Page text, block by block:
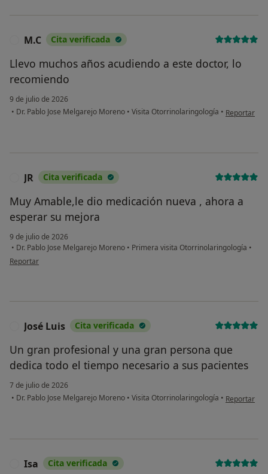
M.C Cita verificada
Llevo muchos años acudiendo a este doctor, lo
recomiendo
9 de julio de 2026
• Dr. Pablo Jose Melgarejo Moreno • Visita Otorrinolaringología • en opinión
Reportar
JR Cita verificada
Muy Amable,le dio medicación nueva , ahora a
esperar su mejora
9 de julio de 2026
• Dr. Pablo Jose Melgarejo Moreno • Primera visita Otorrinolaringología •
en opinión del usuario JR
Reportar
José Luis Cita verificada
Un gran profesional y una gran persona que
dedica todo el tiempo necesario a sus pacientes
7 de julio de 2026
• Dr. Pablo Jose Melgarejo Moreno • Visita Otorrinolaringología • en opinión
Reportar
Isa Cita verificada